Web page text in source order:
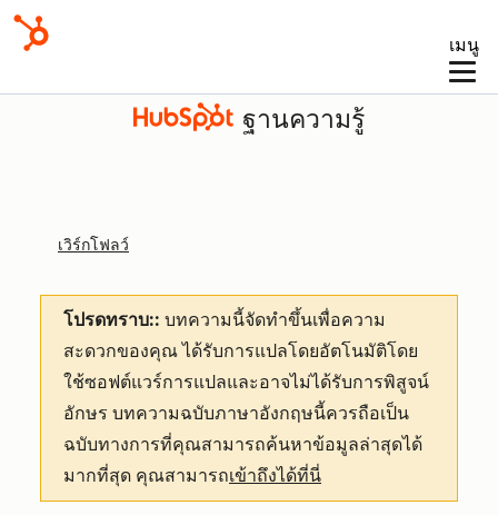
เมนู
ฐานความรู้
เวิร์กโฟลว์
โปรดทราบ:: บทความนี้จัดทำขึ้นเพื่อความ
สะดวกของคุณได้รับการแปลโดยอัตโนมัติโดย
ใช้ซอฟต์แวร์การแปลและอาจไม่ได้รับการพิสูจน์
อักษร บทความฉบับภาษาอังกฤษนี้ควรถือเป็น
ฉบับทางการที่คุณสามารถค้นหาข้อมูลล่าสุดได้
มากที่สุด คุณสามารถเข้าถึงได้ที่นี่